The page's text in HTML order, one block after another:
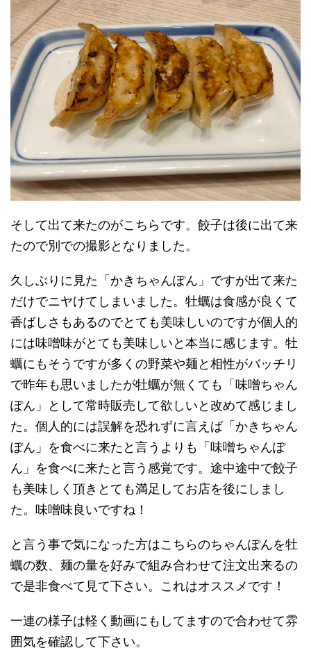
そして出て来たのがこちらです。餃子は後に出て来
たので別での撮影となりました。
久しぶりに見た「かきちゃんぽん」ですが出て来た
だけでニヤけてしまいました。牡蠣は食感が良くて
香ばしさもあるのでとても美味しいのですが個人的
には味噌味がとても美味しいと本当に感じます。牡
蠣にもそうですが多くの野菜や麺と相性がバッチリ
で昨年も思いましたが牡蠣が無くても「味噌ちゃん
ぽん」として常時販売して欲しいと改めて感じまし
た。個人的には誤解を恐れずに言えば「かきちゃん
ぽん」を食べに来たと言うよりも「味噌ちゃんぽ
ん」を食べに来たと言う感覚です。途中途中で餃子
も美味しく頂きとても満足してお店を後にしまし
た。味噌味良いですね！
と言う事で気になった方はこちらのちゃんぽんを牡
蠣の数、麺の量を好みで組み合わせて注文出来るの
で是非食べて見て下さい。これはオススメです！
一連の様子は軽く動画にもしてますので合わせて雰
囲気を確認して下さい。